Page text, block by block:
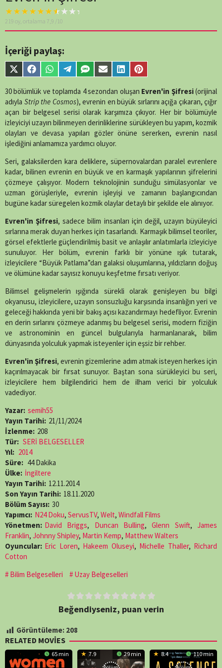
Warning: A non-
numeric value
/home/belges/public_html/belgeselsemo/wp-
content/themes/muvipro/template-
parts/content-
single-tv.phpon
219 oy, ortalama 7,9 /10
İçeriği paylaş:
Share
on
X
(Twitter)
Share
on
Facebook
Share
on
WhatsApp
Share
on
Telegram
Share
on
SMS
Share
on
Email
Share
on
LinkedIn
Share
on
Pinterest
30 bölümlük ve toplamda 4 sezondan oluşan Evren'in Şifresi(orijinal
adıyla Strip the Cosmos), evrenin en büyük sırlarını açığa çıkaran, çığır
açan bir belgesel serisi olarak karşımıza çıkıyor. Her bir bölümüyle
izleyiciyi uzayın bilinmeyen derinliklerine sürükleyen bu yapım, kozmik
olayları ve devasa yapıları gözler önüne sererken, evrenin nasıl
işlediğini anlamamıza yardımcı oluyor.
Seri, galaksilerden kara deliklere, süpernovalardan paralel evrenlere
kadar, bilinen evrenin en büyük ve en karmaşık yapılarının şifrelerini
çözmeye çalışıyor. Modern teknolojinin sunduğu simülasyonlar ve
uzman görüşleriyle, evrenin işleyişi ve zamanın başlangıcından
bugüne kadar süregelen kozmik olaylar detaylı bir şekilde ele alınıyor.
Evren'in Şifresi, sadece bilim insanları için değil, uzayın büyüleyici
sırlarına merak duyan herkes için tasarlandı. Karmaşık bilimsel teoriler,
görsel efektlerle güçlendirilmiş basit ve anlaşılır anlatımlarla izleyiciye
sunuluyor. Her bölüm, evrenin farklı bir yönüne ışık tutarak,
izleyicilere “Büyük Patlama”dan galaksi oluşumlarına, yıldızların doğuş
ve ölümüne kadar sayısız konuyu keşfetme fırsatı veriyor.
Bilimsel gelişmelerin ışığında sürekli olarak genişleyen bu bilgi
okyanusu, izleyicilere, uzayın sonsuzluğu karşısında insanlığın yeri ve
geleceği hakkında yeni bir bakış açısı kazandırmayı hedefliyor. Evrenin
en derin sırlarını çözmeye adanmış bu belgesel serisi, modern fiziğin
ve astronominin en güncel bulgularıyla harmanlanarak, bilim
dünyasında yolculuk yapmak isteyenler için eşsiz bir rehber.
Evren'in Şifresi, evrenin gizemlerine adım atmak isteyen herkes için
kaçırılmayacak bir fırsat sunuyor. Baştan sona sürükleyici bu seri,
izleyicilere hem bilgilendirici hem de ilham verici bir yolculuk
vadediyor.
Yazar: semih55
Yayın Tarihi: 21/11/2024
İzlenme: 208
Tür: SERİ BELGESELLER
Yıl: 2014
Süre: 44 Dakika
Ülke: İngiltere
Yayın Tarihi: 12.11.2014
Son Yayın Tarihi: 18.11.2020
Bölüm Sayısı: 30
Yapımcı: N24 Doku, ServusTV, Welt, Windfall Films
Yönetmen: David Briggs, Duncan Bulling,Glenn Swift,James
Franklin, Johnny Shipley, Martin Kemp, Matthew Walters
Oyuncular: Eric Loren, Hakeem Oluseyi, Michelle Thaller, Richard
Cotton
Bilim Belgeselleri
Uzay Belgeselleri
Beğendiyseniz, puan verin
Görüntüleme: 208
RELATED MOVIES
65 min 7.9 29 min 8.4 110 min